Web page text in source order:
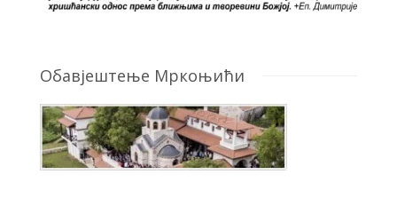
Обавјештење Мркоњићи